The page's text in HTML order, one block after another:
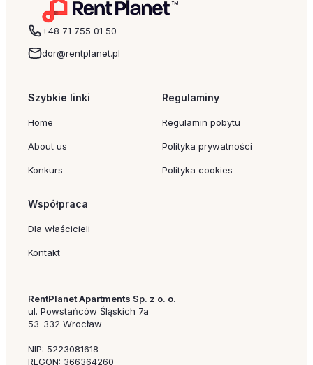
+48 71 755 01 50
dor@rentplanet.pl
Szybkie linki
Home
About us
Konkurs
Regulaminy
Regulamin pobytu
Polityka prywatności
Polityka cookies
Współpraca
Dla właścicieli
Kontakt
RentPlanet Apartments Sp. z o. o.
ul. Powstańców Śląskich 7a
53-332 Wrocław
NIP: 5223081618
REGON: 366364260